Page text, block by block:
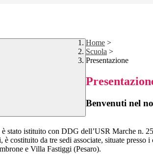
Home >
Scuola >
Presentazione
Benvenuti nel
istituito con DDG dell’USR Marche n.
costituito da tre sedi associate, situate
e Villa Fastiggi (Pesaro).